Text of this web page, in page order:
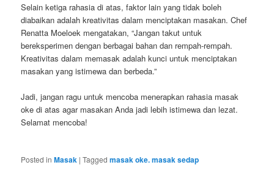
Selain ketiga rahasia di atas, faktor lain yang tidak boleh
diabaikan adalah kreativitas dalam menciptakan masakan. Chef
Renatta Moeloek mengatakan, “Jangan takut untuk
bereksperimen dengan berbagai bahan dan rempah-rempah.
Kreativitas dalam memasak adalah kunci untuk menciptakan
masakan yang istimewa dan berbeda.”
Jadi, jangan ragu untuk mencoba menerapkan rahasia masak
oke di atas agar masakan Anda jadi lebih istimewa dan lezat.
Selamat mencoba!
Posted in Masak |Tagged masak oke. masak sedap